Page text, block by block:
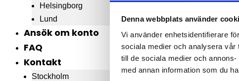
Denna webbplats använder
Vi använder enhetsidentifierare
sociala medier och analysera vår
till de sociala medier och
med annan information som du
Helsingborg
Lund
Ansök om konto
FAQ
Kontakt
Stockholm